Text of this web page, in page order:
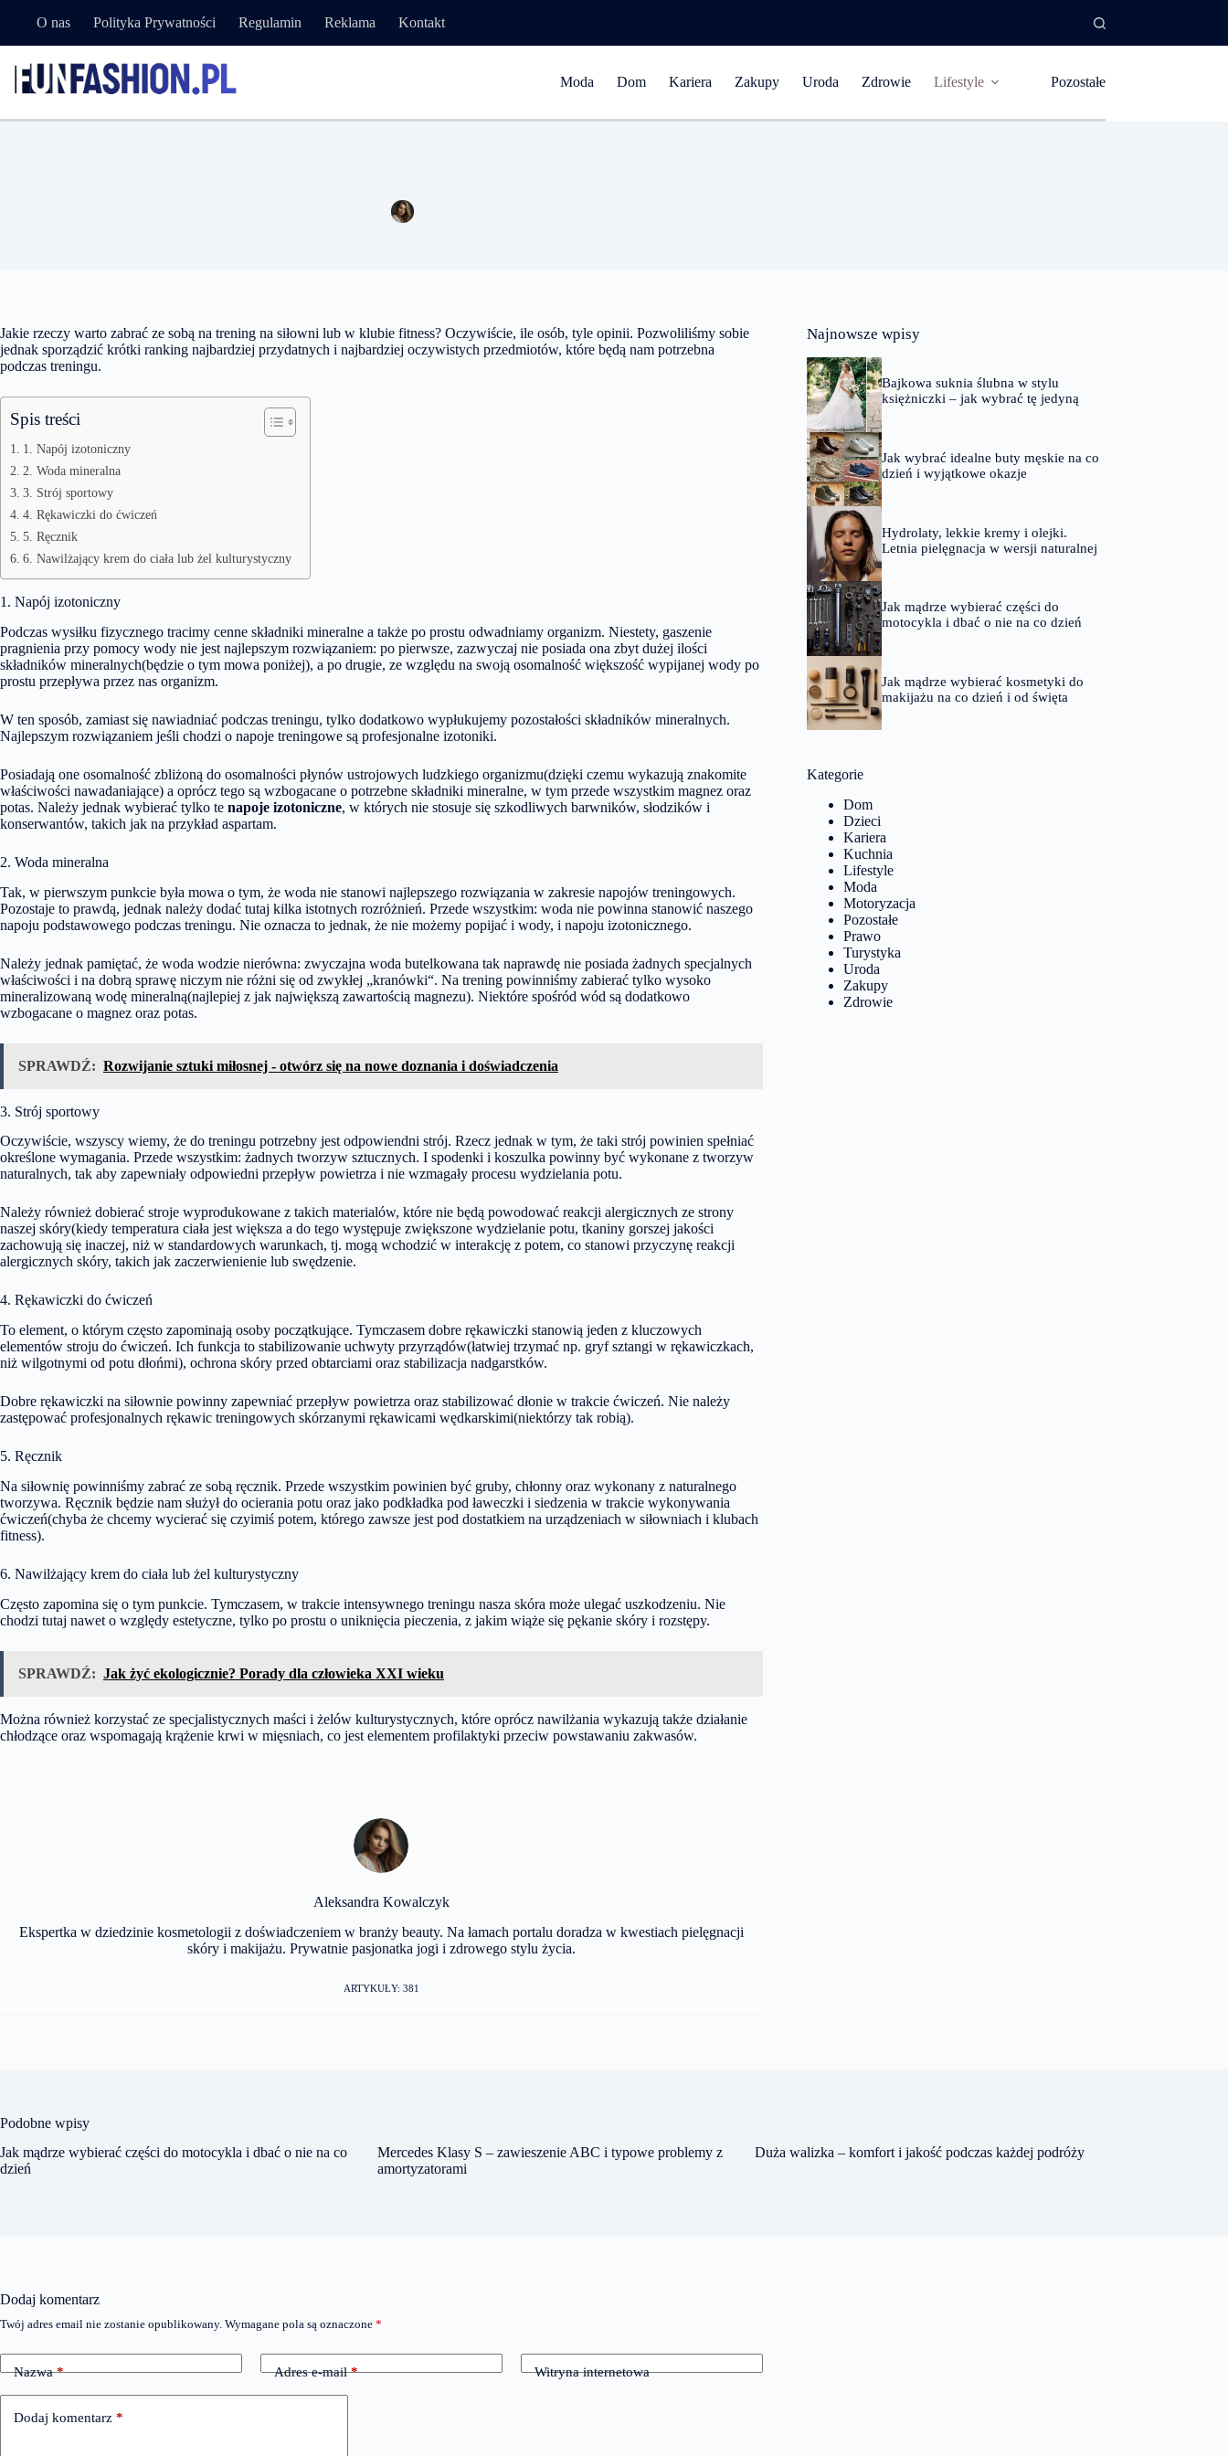
O nas Polityka Prywatności Regulamin Reklama Kontakt
Moda Dom Kariera Zakupy Uroda Zdrowie Lifestyle Pozostałe
Jakie rzeczy warto zabrać ze sobą na trening na siłowni lub w klubie fitness? Oczywiście, ile osób, tyle opinii. Pozwoliliśmy sobie
jednak sporządzić krótki ranking najbardziej przydatnych i najbardziej oczywistych przedmiotów, które będą nam potrzebna
podczas treningu.
Spis treści
1. Napój izotoniczny
2. Woda mineralna
3. Strój sportowy
4. Rękawiczki do ćwiczeń
5. Ręcznik
6. Nawilżający krem do ciała lub żel kulturystyczny
1. Napój izotoniczny
Podczas wysiłku fizycznego tracimy cenne składniki mineralne a także po prostu odwadniamy organizm. Niestety, gaszenie
pragnienia przy pomocy wody nie jest najlepszym rozwiązaniem: po pierwsze, zazwyczaj nie posiada ona zbyt dużej ilości
składników mineralnych(będzie o tym mowa poniżej), a po drugie, ze względu na swoją osomalność większość wypijanej wody po
prostu przepływa przez nas organizm.
W ten sposób, zamiast się nawiadniać podczas treningu, tylko dodatkowo wypłukujemy pozostałości składników mineralnych.
Najlepszym rozwiązaniem jeśli chodzi o napoje treningowe są profesjonalne izotoniki.
Posiadają one osomalność zbliżoną do osomalności płynów ustrojowych ludzkiego organizmu(dzięki czemu wykazują znakomite
właściwości nawadaniające) a oprócz tego są wzbogacane o potrzebne składniki mineralne, w tym przede wszystkim magnez oraz
potas. Należy jednak wybierać tylko te napoje izotoniczne, w których nie stosuje się szkodliwych barwników, słodzików i
konserwantów, takich jak na przykład aspartam.
2. Woda mineralna
Tak, w pierwszym punkcie była mowa o tym, że woda nie stanowi najlepszego rozwiązania w zakresie napojów treningowych.
Pozostaje to prawdą, jednak należy dodać tutaj kilka istotnych rozróżnień. Przede wszystkim: woda nie powinna stanowić naszego
napoju podstawowego podczas treningu. Nie oznacza to jednak, że nie możemy popijać i wody, i napoju izotonicznego.
Należy jednak pamiętać, że woda wodzie nierówna: zwyczajna woda butelkowana tak naprawdę nie posiada żadnych specjalnych
właściwości i na dobrą sprawę niczym nie różni się od zwykłej „kranówki“. Na trening powinniśmy zabierać tylko wysoko
mineralizowaną wodę mineralną(najlepiej z jak największą zawartością magnezu). Niektóre spośród wód są dodatkowo
wzbogacane o magnez oraz potas.
SPRAWDŹ: Rozwijanie sztuki miłosnej - otwórz się na nowe doznania i doświadczenia
3. Strój sportowy
Oczywiście, wszyscy wiemy, że do treningu potrzebny jest odpowiendni strój. Rzecz jednak w tym, że taki strój powinien spełniać
określone wymagania. Przede wszystkim: żadnych tworzyw sztucznych. I spodenki i koszulka powinny być wykonane z tworzyw
naturalnych, tak aby zapewniały odpowiedni przepływ powietrza i nie wzmagały procesu wydzielania potu.
Należy również dobierać stroje wyprodukowane z takich materialów, które nie będą powodować reakcji alergicznych ze strony
naszej skóry(kiedy temperatura ciała jest większa a do tego występuje zwiększone wydzielanie potu, tkaniny gorszej jakości
zachowują się inaczej, niż w standardowych warunkach, tj. mogą wchodzić w interakcję z potem, co stanowi przyczynę reakcji
alergicznych skóry, takich jak zaczerwienienie lub swędzenie.
4. Rękawiczki do ćwiczeń
To element, o którym często zapominają osoby początkujące. Tymczasem dobre rękawiczki stanowią jeden z kluczowych
elementów stroju do ćwiczeń. Ich funkcja to stabilizowanie uchwyty przyrządów(łatwiej trzymać np. gryf sztangi w rękawiczkach,
niż wilgotnymi od potu dłońmi), ochrona skóry przed obtarciami oraz stabilizacja nadgarstków.
Dobre rękawiczki na siłownie powinny zapewniać przepływ powietrza oraz stabilizować dłonie w trakcie ćwiczeń. Nie należy
zastępować profesjonalnych rękawic treningowych skórzanymi rękawicami wędkarskimi(niektórzy tak robią).
5. Ręcznik
Na siłownię powinniśmy zabrać ze sobą ręcznik. Przede wszystkim powinien być gruby, chłonny oraz wykonany z naturalnego
tworzywa. Ręcznik będzie nam służył do ocierania potu oraz jako podkładka pod ławeczki i siedzenia w trakcie wykonywania
ćwiczeń(chyba że chcemy wycierać się czyimiś potem, którego zawsze jest pod dostatkiem na urządzeniach w siłowniach i klubach
fitness).
6. Nawilżający krem do ciała lub żel kulturystyczny
Często zapomina się o tym punkcie. Tymczasem, w trakcie intensywnego treningu nasza skóra może ulegać uszkodzeniu. Nie
chodzi tutaj nawet o względy estetyczne, tylko po prostu o uniknięcia pieczenia, z jakim wiąże się pękanie skóry i rozstępy.
SPRAWDŹ: Jak żyć ekologicznie? Porady dla człowieka XXI wieku
Można również korzystać ze specjalistycznych maści i żelów kulturystycznych, które oprócz nawilżania wykazują także działanie
chłodzące oraz wspomagają krążenie krwi w mięsniach, co jest elementem profilaktyki przeciw powstawaniu zakwasów.
Aleksandra Kowalczyk
Ekspertka w dziedzinie kosmetologii z doświadczeniem w branży beauty. Na łamach portalu doradza w kwestiach pielęgnacji
skóry i makijażu. Prywatnie pasjonatka jogi i zdrowego stylu życia.
ARTYKUŁY: 381
Najnowsze wpisy
Bajkowa suknia ślubna w stylu
księżniczki – jak wybrać tę jedyną
Jak wybrać idealne buty męskie na co
dzień i wyjątkowe okazje
Hydrolaty, lekkie kremy i olejki.
Letnia pielęgnacja w wersji naturalnej
Jak mądrze wybierać części do
motocykla i dbać o nie na co dzień
Jak mądrze wybierać kosmetyki do
makijażu na co dzień i od święta
Kategorie
Dom
Dzieci
Kariera
Kuchnia
Lifestyle
Moda
Motoryzacja
Pozostałe
Prawo
Turystyka
Uroda
Zakupy
Zdrowie
Podobne wpisy
Jak mądrze wybierać części do motocykla i dbać o nie na co
dzień
Mercedes Klasy S – zawieszenie ABC i typowe problemy z
amortyzatorami
Duża walizka – komfort i jakość podczas każdej podróży
Dodaj komentarz
Twój adres email nie zostanie opublikowany. Wymagane pola są oznaczone *
Nazwa* Adres e-mail* Witryna internetowa
Dodaj komentarz *